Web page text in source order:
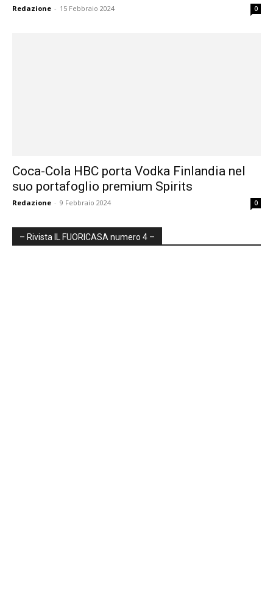
Redazione - 15 Febbraio 2024 0
Coca-Cola HBC porta Vodka Finlandia nel
suo portafoglio premium Spirits
Redazione - 9 Febbraio 2024 0
– Rivista IL FUORICASA numero 4 –